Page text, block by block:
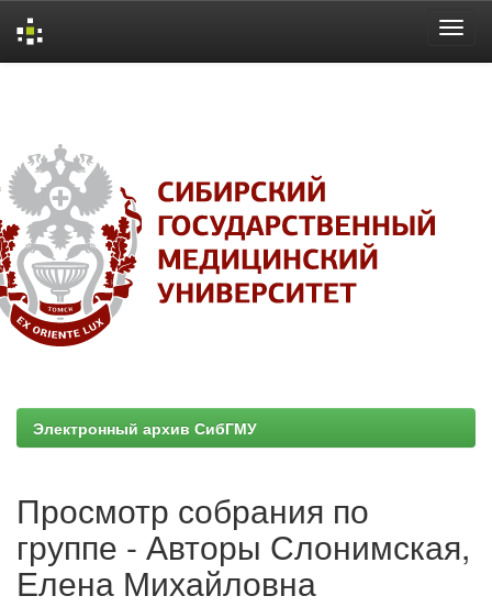
Электронный архив СибГМУ
Просмотр собрания по
группе - Авторы Слонимская,
Елена Михайловна